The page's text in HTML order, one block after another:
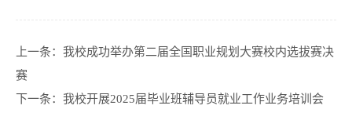
上一条： 我校成功举办第二届全国职业规划大赛校内选拔赛决
赛
下一条： 我校开展2025届毕业班辅导员就业工作业务培训会